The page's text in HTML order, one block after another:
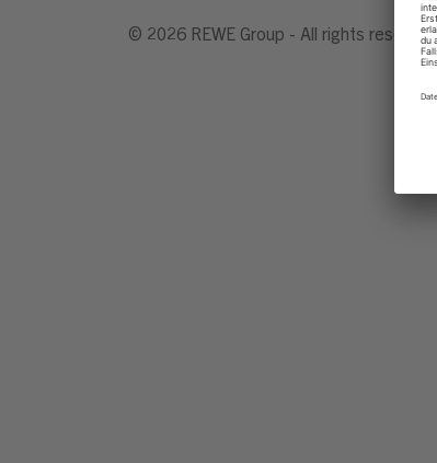
© 2026 REWE Group - All rights reserved